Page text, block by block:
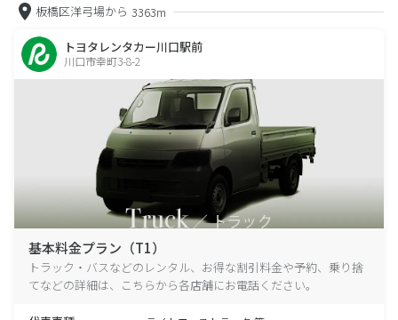
板橋区洋弓場から 3363m
トヨタレンタカー川口駅前
川口市幸町3-8-2
基本料金プラン（T1）
トラック・バスなどのレンタル、お得な割引料金や予約、乗り捨
てなどの詳細は、こちらから各店舗にお電話ください。